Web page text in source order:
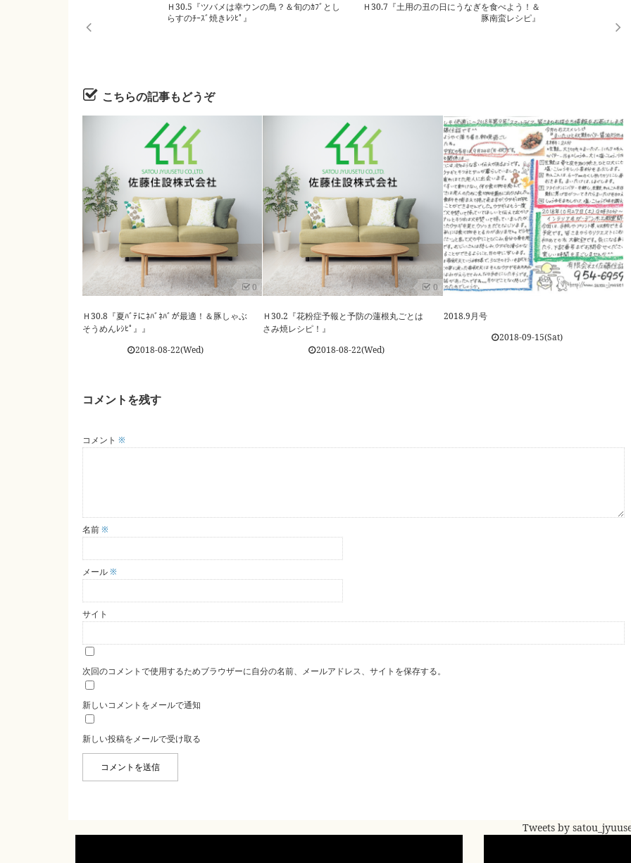
Ｈ30.5『ツバメは幸ウンの鳥？＆旬のｶﾌﾞとし
らすのﾁｰｽﾞ焼きﾚｼﾋﾟ』
Ｈ30.7『土用の丑の日にうなぎを食べよう！＆
豚南蛮レシピ』
こちらの記事もどうぞ
0
Ｈ30.8『夏ﾊﾞﾃにﾈﾊﾞﾈﾊﾞが最適！＆豚しゃぶ
そうめんﾚｼﾋﾟ』』
2018-08-22(Wed)
0
Ｈ30.2『花粉症予報と予防の蓮根丸ごとは
さみ焼レシピ！』
2018-08-22(Wed)
2018.9月号
2018-09-15(Sat)
コメントを残す
コメント ※
名前※
メール※
サイト
次回のコメントで使用するためブラウザーに自分の名前、メールアドレス、サイトを保存する。
新しいコメントをメールで通知
新しい投稿をメールで受け取る
Tweets by